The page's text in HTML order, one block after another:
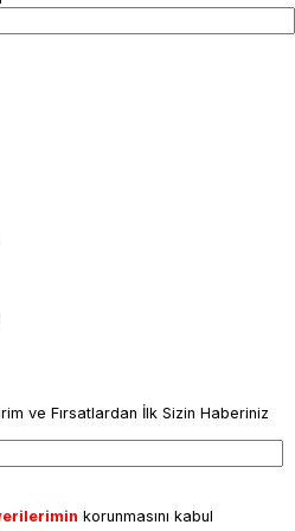
ve Fırsatlardan İlk Sizin Haberiniz
korunmasını kabul